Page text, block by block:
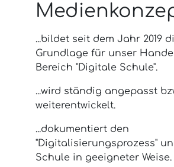
...bildet seit dem Jahr 2019
Grundlage für unser
Bereich "Digitale Schule".
...wird ständig angepasst
weiterentwickelt.
...dokumentiert den
"Digitalisierungsprozess"
Schule in geeigneter Weise.